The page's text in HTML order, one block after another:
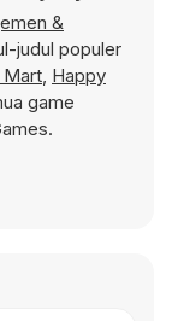
&
judul populer
Mart, Happy
game